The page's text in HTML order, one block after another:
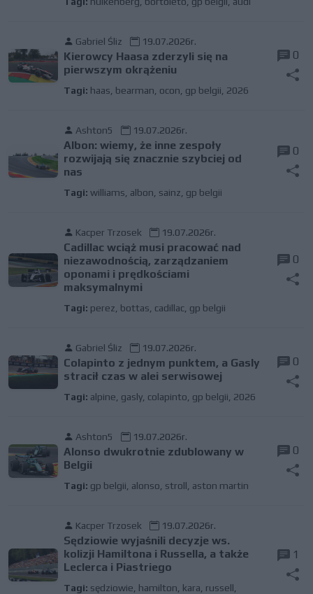
Gabriel Śliz 19.07.2026r.
Kierowcy Haasa zderzyli się na
pierwszym okrążeniu
Tagi: haas bearman ocon gp belgii 2026
0
Ashton5 19.07.2026r.
Albon: wiemy, że inne zespoły
rozwijają się znacznie szybciej od
nas
Tagi: williams albon sainz gp belgii
0
Kacper Trzosek 19.07.2026r.
Cadillac wciąż musi pracować nad
niezawodnością, zarządzaniem
oponami i prędkościami
maksymalnymi
Tagi: perez bottas cadillac, gp belgii
0
Gabriel Śliz 19.07.2026r.
Colapinto z jednym punktem, a Gasly
stracił czas w alei serwisowej
Tagi: alpine gasly, colapinto gp belgii 2026
0
Ashton5 19.07.2026r.
Alonso dwukrotnie zdublowany w
Belgii
Tagi: gp belgii alonso stroll aston martin
0
Kacper Trzosek 19.07.2026r.
Sędziowie wyjaśnili decyzje ws.
kolizji Hamiltona i Russella, a także
Leclerca i Piastriego
Tagi: sędziowie hamilton kara russell
1